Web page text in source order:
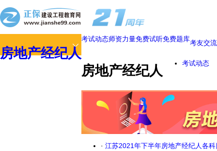
房地产经纪人
考试动态师资力量免费试听免费题库考友交流
房地产经纪人 考试动态
· 江苏2021年下半年房地产经纪人各